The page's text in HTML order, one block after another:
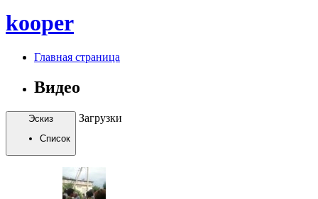
kooper
Главная страница
Видео
Эскиз
Список
Загрузки